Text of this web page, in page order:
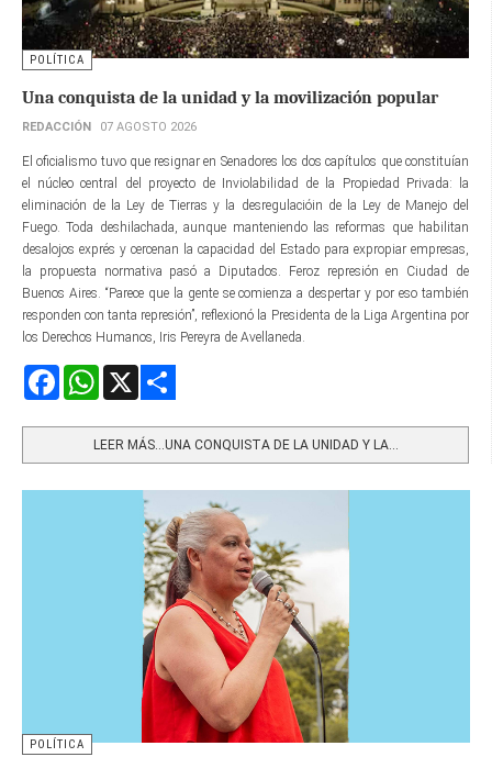
POLÍTICA
Una conquista de la unidad y la movilización popular
REDACCIÓN 07 AGOSTO 2026
El oficialismo tuvo que resignar en Senadores los dos capítulos que constituían
el núcleo central del proyecto de Inviolabilidad de la Propiedad Privada: la
eliminación de la Ley de Tierras y la desregulacióin de la Ley de Manejo del
Fuego. Toda deshilachada, aunque manteniendo las reformas que habilitan
desalojos exprés y cercenan la capacidad del Estado para expropiar empresas,
la propuesta normativa pasó a Diputados. Feroz represión en Ciudad de
Buenos Aires. “Parece que la gente se comienza a despertar y por eso también
responden con tanta represión”, reflexionó la Presidenta de la Liga Argentina por
los Derechos Humanos, Iris Pereyra de Avellaneda.
FacebookWhatsApp
LEER MÁS…UNA CONQUISTA DE LA UNIDAD Y LA...
POLÍTICA